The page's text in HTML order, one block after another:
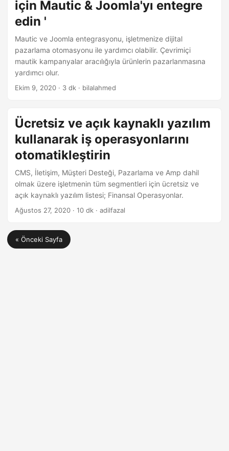
için Mautic & Joomla'yı entegre
edin '
Mautic ve Joomla entegrasyonu, işletmenize dijital
pazarlama otomasyonu ile yardımcı olabilir. Çevrimiçi
mautik kampanyalar aracılığıyla ürünlerin pazarlanmasına
yardımcı olur.
Ekim 9, 2020 · 3 dk · bilalahmed
Ücretsiz ve açık kaynaklı yazılım
kullanarak iş operasyonlarını
otomatikleştirin
CMS, İletişim, Müşteri Desteği, Pazarlama ve Amp dahil
olmak üzere işletmenin tüm segmentleri için ücretsiz ve
açık kaynaklı yazılım listesi; Finansal Operasyonlar.
Ağustos 27, 2020 · 10 dk · adilfazal
« Önceki Sayfa